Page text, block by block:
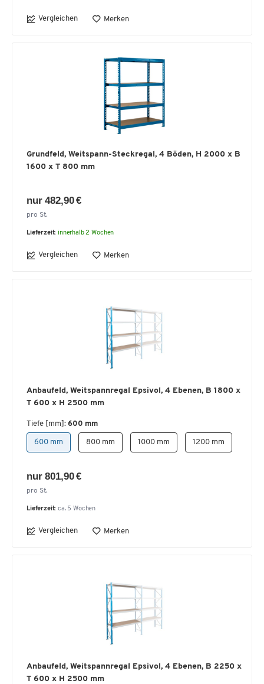
Vergleichen Merken
Grundfeld, Weitspann-Steckregal, 4 Böden, H 2000 x B
1600 x T 800 mm
nur 482,90 €
pro St.
Lieferzeit: innerhalb 2 Wochen
Vergleichen Merken
Anbaufeld, Weitspannregal Epsivol, 4 Ebenen, B 1800 x
T 600 x H 2500 mm
Tiefe [mm]: 600 mm
600 mm 800 mm 1000 mm 1200 mm
nur 801,90 €
pro St.
Lieferzeit: ca. 5 Wochen
Vergleichen Merken
Anbaufeld, Weitspannregal Epsivol, 4 Ebenen, B 2250 x
T 600 x H 2500 mm